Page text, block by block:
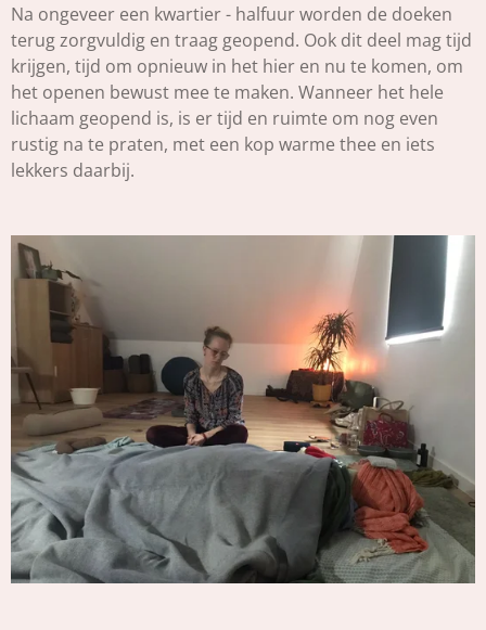
Na ongeveer een kwartier - halfuur worden de doeken
terug zorgvuldig en traag geopend. Ook dit deel mag tijd
krijgen, tijd om opnieuw in het hier en nu te komen, om
het openen bewust mee te maken. Wanneer het hele
lichaam geopend is, is er tijd en ruimte om nog even
rustig na te praten, met een kop warme thee en iets
lekkers daarbij.